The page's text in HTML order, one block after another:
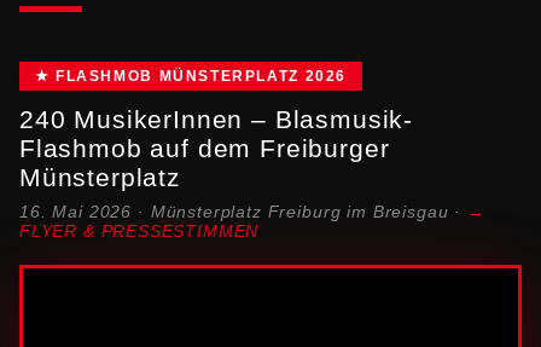
★ FLASHMOB MÜNSTERPLATZ 2026
240 MusikerInnen – Blasmusik-
Flashmob auf dem Freiburger
Münsterplatz
16. Mai 2026 · Münsterplatz Freiburg im Breisgau ·
→
FLYER & PRESSESTIMMEN